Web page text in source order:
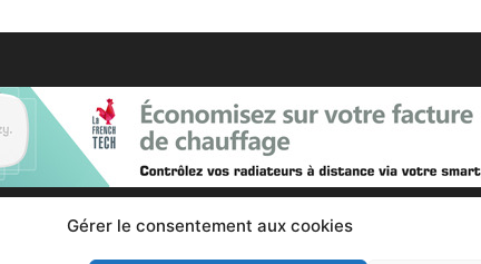
Gérer le consentement aux cookies